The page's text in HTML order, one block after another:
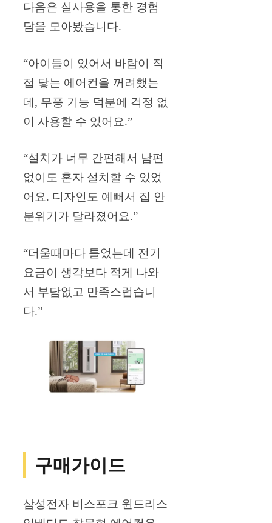
다음은 실사용을 통한 경험
담을 모아봤습니다.
“아이들이 있어서 바람이 직
접 닿는 에어컨을 꺼려했는
데, 무풍 기능 덕분에 걱정 없
이 사용할 수 있어요.”
“설치가 너무 간편해서 남편
없이도 혼자 설치할 수 있었
어요. 디자인도 예뻐서 집 안
분위기가 달라졌어요.”
“더울때마다 틀었는데 전기
요금이 생각보다 적게 나와
서 부담없고 만족스럽습니
다.”
구매가이드
삼성전자 비스포크 윈드리스